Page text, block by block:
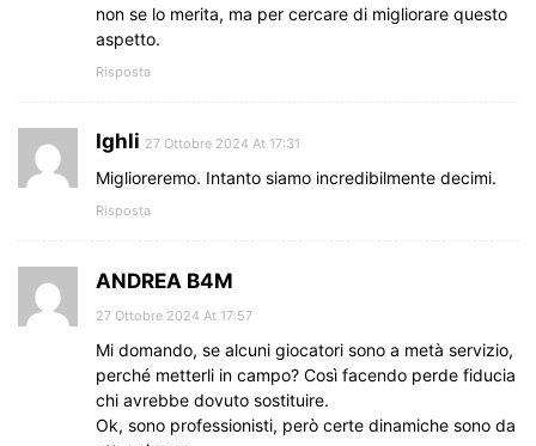
non se lo merita, ma per cercare di migliorare questo
aspetto.
Risposta
Ighli 27 Ottobre 2024 At 17:31
Miglioreremo. Intanto siamo incredibilmente decimi.
Risposta
ANDREA B4M
27 Ottobre 2024 At 17:57
Mi domando, se alcuni giocatori sono a metà servizio,
perché metterli in campo? Così facendo perde fiducia
chi avrebbe dovuto sostituire.
Ok, sono professionisti, però certe dinamiche sono da